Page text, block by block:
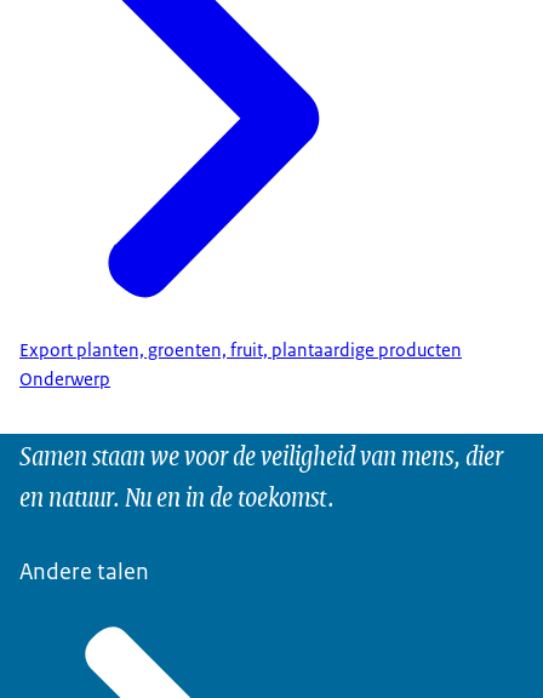
Export planten, groenten, fruit, plantaardige producten
Onderwerp
Samen staan we voor de veiligheid van mens, dier
en natuur. Nu en in de toekomst.
Andere talen